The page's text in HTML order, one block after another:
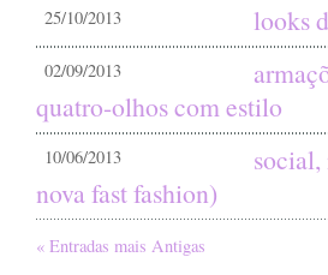
25/10/2013 looks
02/09/2013
quatro-olhos com estilo
10/06/2013
social,
nova fast fashion)
« Entradas mais Antigas